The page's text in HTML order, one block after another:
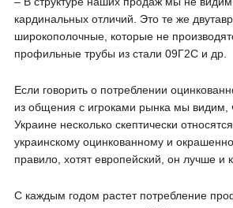
кардинальных отличий. Это те же
широкополочные, которые не
профильные трубы из стали 09Г2С и др.
Если говорить о потреблении
из общения с игроками рынка мы видим,
Украине несколько скептически
украинскому оцинкованному и
правило, хотят европейский, он лучше и
С каждым годом растет потребление